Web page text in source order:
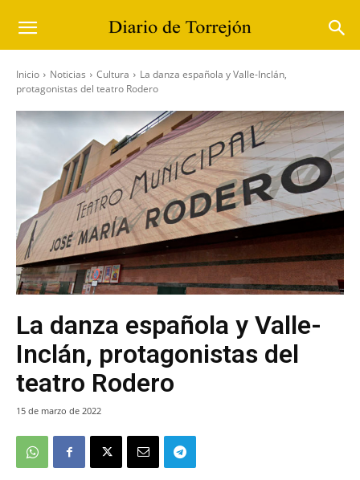
Inicio Noticias Cultura
La danza española y Valle-Inclán,
protagonistas del teatro Rodero
La danza española y Valle-
Inclán, protagonistas del
teatro Rodero
15 de marzo de 2022